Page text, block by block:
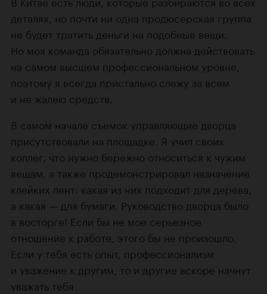
деталях, но почти ни одна продюсерская группа
не будет тратить деньги на подобные вещи.
Но моя команда обязательно должна действовать
на самом высшем профессиональном уровне,
поэтому я всегда пристально слежу за всем
и не жалею средств.
В самом начале съемок управляющие дворца
присутствовали на площадке. Я учил своих
коллег, что нужно бережно относиться к чужим
вещам, а также продемонстрировал назначение
клейких лент: какая из них подходит для дерева,
а какая — для бумаги. Руководство дворца было
в восторге! Если бы не мое серьезное
отношение к работе, этого бы не произошло.
Если у тебя есть опыт, профессионализм
и уважение к другим, то и другие вскоре начнут
уважать тебя.